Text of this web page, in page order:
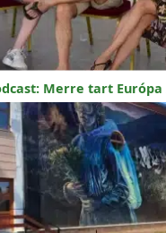
Merre tart